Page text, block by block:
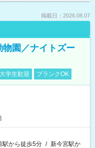
掲載日：2026.08.07
園／ナイトズー
大学生歓迎 ブランクOK
駅から徒歩5分 / 新今宮駅か